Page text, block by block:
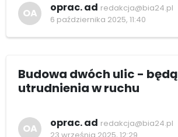
OA oprac. ad redakcja@bia24.pl
6 października 2025, 11:40
Budowa dwóch ulic - będą
utrudnienia w ruchu
OA oprac. ad redakcja@bia24.pl